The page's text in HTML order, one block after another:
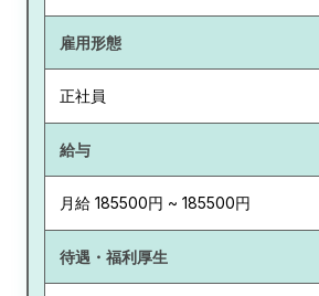
雇用形態
正社員
給与
月給 185500円 ~ 185500円
待遇・福利厚生